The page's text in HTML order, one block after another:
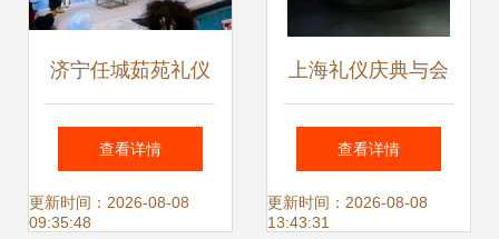
济宁任城茹苑礼仪
庆典 匠心策划每场
盛典
查看详情
更新时间：2026-08-08
09:35:48
上海礼仪庆典与会
展产品 商务服务的
精致融合
查看详情
更新时间：2026-08-08
13:43:31